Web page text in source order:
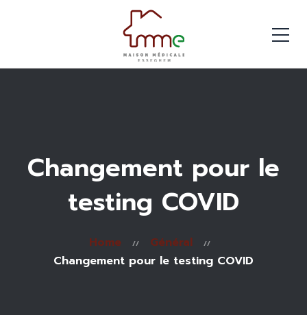
Changement pour le
testing COVID
Home
Général
Changement pour le testing COVID